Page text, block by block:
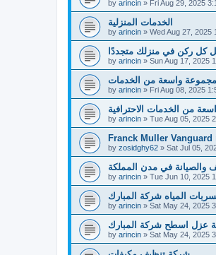
by arincin » Fri Aug 29, 2025
الخدمات المنزلية
by arincin » Wed Aug 27, 2025
كل ركن في منزلك متجددًا
by arincin » Sun Aug 17, 2025
واسعة من الخدمات
by arincin » Fri Aug 08, 2025
من الخدمات الاحترافية
by arincin » Tue Aug 05, 2025
Franck Muller Vanguard
by zosidghy62 » Sat Jul 05,
والصيانة في مدن المملكة
by arincin » Tue Jun 10, 2025
المياه شركة المبارك
by arincin » Sat May 24, 2025
عزل اسطح شركة المبارك
by arincin » Sat May 24, 2025